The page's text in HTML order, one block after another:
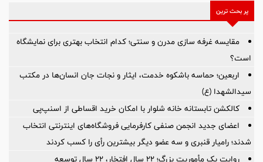
پر بحث ترین
مقایسه غرفه سازی مدرن و سنتی؛ کدام انتخاب بهتری برای نمایشگاه
است؟
اربعین؛ حماسه باشکوه خدمت، ایثار و نجات جان انسان‌ها در مکتب
سیدالشهدا (ع)
کالکشن تابستانه خانه شلوار با امکان خرید اقساطی از اسنپ‌پی
اعضای جدید انجمن صنفی کارفرمایی فروشگاه‌های اینترنتی انتخاب
شدند؛ رامیار قنبری و سه عضو دیگر بیشترین رأی را کسب کردند
روایت یک مأموریت بزرگ؛ ۲۲ سال افتخار، ۲۲ سال توسعه